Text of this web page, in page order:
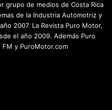
grupo de medios de Costa Rica
de la Industria Automotriz y
2007. La Revista Puro Motor,
el año 2009. Además Puro
y PuroMotor.com